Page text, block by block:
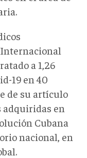
a 1,26
19 en 40
de su artículo
adquiridas en
Cubana
nacional, en